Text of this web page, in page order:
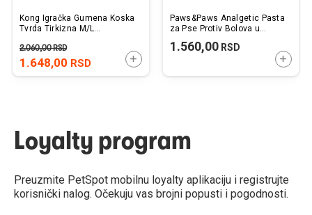
Kong Igračka Gumena Koska
Tvrda Tirkizna M/L
1.648,00 RSD
2.060,00RSD
DODAJTE U KORPU
Paws&Paws Analgetic Pasta
za Pse Protiv Bolova u
1.560,00RSD
Loyalty program
Preuzmite PetSpot mobilnu loyalty aplikaciju i registrujte
korisnički nalog. Očekuju vas brojni popusti i pogodnosti.